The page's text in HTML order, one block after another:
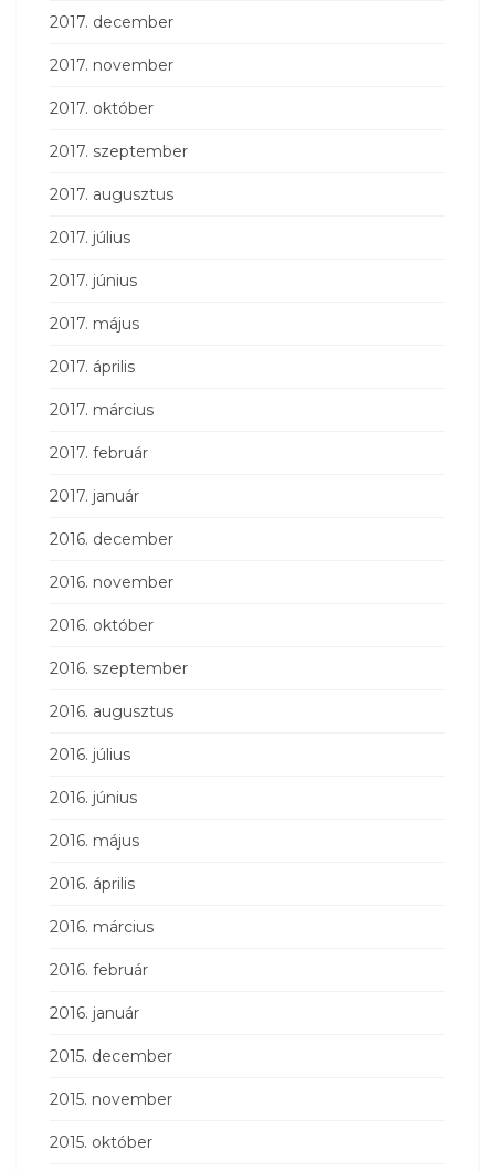
2017. december
2017. november
2017. október
2017. szeptember
2017. augusztus
2017. július
2017. június
2017. május
2017. április
2017. március
2017. február
2017. január
2016. december
2016. november
2016. október
2016. szeptember
2016. augusztus
2016. július
2016. június
2016. május
2016. április
2016. március
2016. február
2016. január
2015. december
2015. november
2015. október